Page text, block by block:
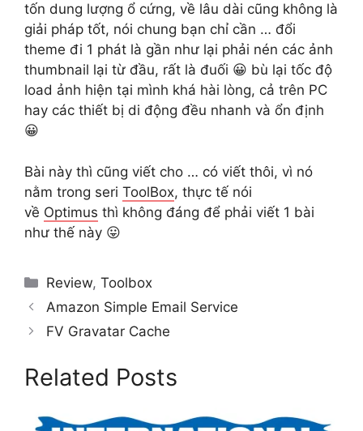
tốn dung lượng ổ cứng, về lâu dài cũng không là
giải pháp tốt, nói chung bạn chỉ cần … đổi
theme đi 1 phát là gần như lại phải nén các ảnh
thumbnail lại từ đầu, rất là đuối 😀 bù lại tốc độ
load ảnh hiện tại mình khá hài lòng, cả trên PC
hay các thiết bị di động đều nhanh và ổn định
😀
Bài này thì cũng viết cho … có viết thôi, vì nó
nằm trong seri ToolBox, thực tế nói
về Optimus thì không đáng để phải viết 1 bài
như thế này 😛
Categories
Review,Toolbox
Amazon Simple Email Service
FV Gravatar Cache
Related Posts